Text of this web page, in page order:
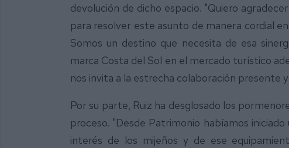
devolución de dicho espacio. "Quiero
para resolver este asunto de manera cordial
Somos un destino que necesita de esa
marca Costa del Sol en el mercado turístico
nos invita a la estrecha colaboración presente
Por su parte, Ruiz ha desglosado los
proceso. "Desde Patrimonio habíamos
interés de los mijeños y de ese